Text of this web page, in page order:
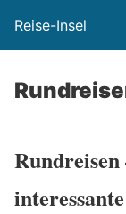
Reise-Insel